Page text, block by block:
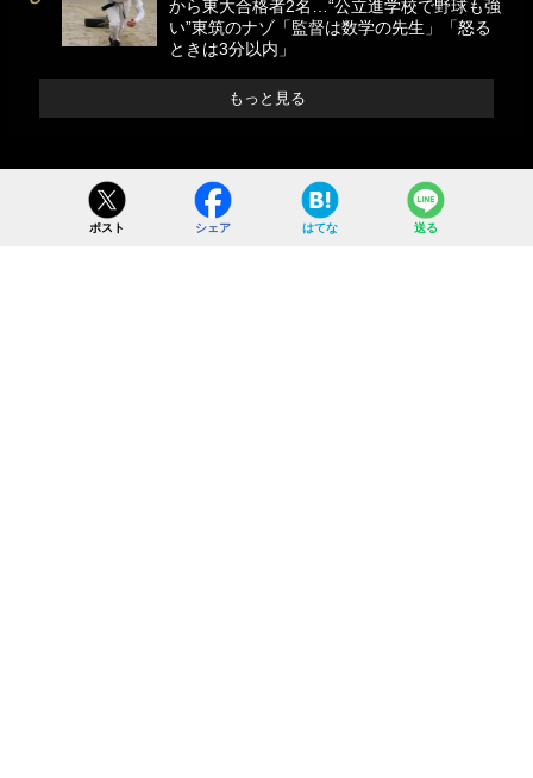
から東大合格者2名…“公立進学校で野球も強
い”東筑のナゾ「監督は数学の先生」「怒る
ときは3分以内」
もっと見る
ポスト シェア はてな 送る